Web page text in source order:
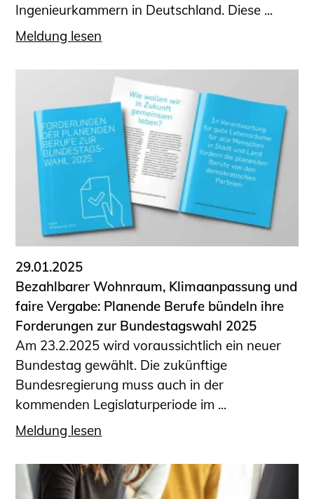
Ingenieurkammern in Deutschland. Diese ...
Meldung lesen
29.01.2025
Bezahlbarer Wohnraum, Klimaanpassung und
faire Vergabe: Planende Berufe bündeln ihre
Forderungen zur Bundestagswahl 2025
Am 23.2.2025 wird voraussichtlich ein neuer
Bundestag gewählt. Die zukünftige
Bundesregierung muss auch in der
kommenden Legislaturperiode im ...
Meldung lesen